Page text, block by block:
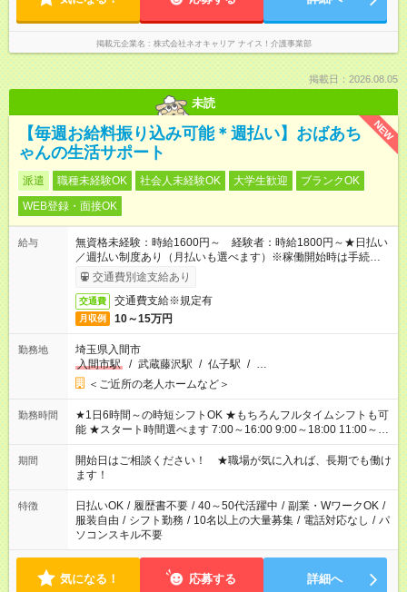
掲載元企業名 株式会社ネオキャリア ナイス！介護事業部
掲載日：2026.08.05
未読
NEW
【毎週お給料振り込み可能＊週払い】おばあち
ゃんの生活サポート
派遣 職種未経験OK 社会人未経験OK 大学生歓迎
ブランクOK
WEB登録・面接OK
給与
無資格未経験：時給1600円～ 経験者：時給1800円～★日払い
／週払い制度あり（月払いも選べます）※稼働開始時は手続き完
了次第のお支払いとなります。
交通費別途支給あり
交通費 交通費支給※規定有
月収例 10～15万円
勤務地
埼玉県入間市
入間市駅
/ 武蔵藤沢駅 / 仏子駅 / …
＜ご近所の老人ホームなど＞
勤務時間
★1日6時間～の時短シフトOK ★もちろんフルタイムシフトも可
能 ★スタート時間選べます 7:00～16:00 9:00～18:00 11:00～
20:00 など 残業なし！ ※Wワークの場合、他のお仕事と合わせ
週40時間超の就業はご案内できません ※法令に基づき、週20時
間以上勤務は社会保険への加入対象となります ※労働者派遣法
（日雇い派遣の原則禁止）により、短時間・短期間の就業はご
案内が難しい場合があります
期間
開始日はご相談ください！ ★職場が気に入れば、長期でも働け
ます！
特徴 日払いOK / 履歴書不要 / 40～50代活躍中 / 副業・WワークOK /
服装自由 / シフト勤務 / 10名以上の大量募集 / 電話対応なし / パ
ソコンスキル不要
気になる！ 応募する 詳細へ